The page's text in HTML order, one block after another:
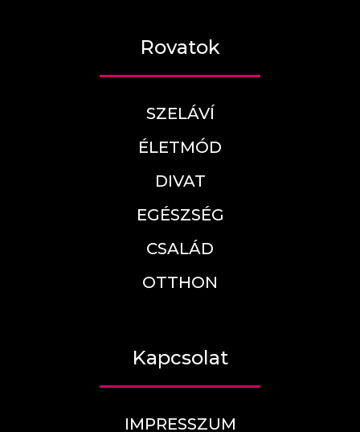
Rovatok
SZELÁVÍ
ÉLETMÓD
DIVAT
EGÉSZSÉG
CSALÁD
OTTHON
Kapcsolat
IMPRESSZUM